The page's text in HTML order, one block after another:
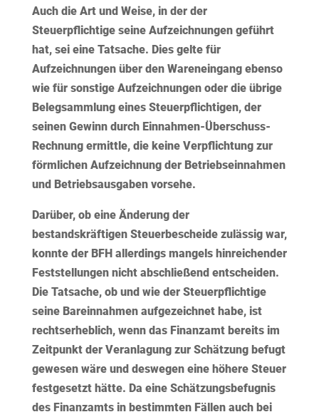
Auch die Art und Weise, in der der
Steuerpflichtige seine Aufzeichnungen geführt
hat, sei eine Tatsache. Dies gelte für
Aufzeichnungen über den Wareneingang ebenso
wie für sonstige Aufzeichnungen oder die übrige
Belegsammlung eines Steuerpflichtigen, der
seinen Gewinn durch Einnahmen-Überschuss-
Rechnung ermittle, die keine Verpflichtung zur
förmlichen Aufzeichnung der Betriebseinnahmen
und Betriebsausgaben vorsehe.
Darüber, ob eine Änderung der
bestandskräftigen Steuerbescheide zulässig war,
konnte der BFH allerdings mangels hinreichender
Feststellungen nicht abschließend entscheiden.
Die Tatsache, ob und wie der Steuerpflichtige
seine Bareinnahmen aufgezeichnet habe, ist
rechtserheblich, wenn das Finanzamt bereits im
Zeitpunkt der Veranlagung zur Schätzung befugt
gewesen wäre und deswegen eine höhere Steuer
festgesetzt hätte. Da eine Schätzungsbefugnis
des Finanzamts in bestimmten Fällen auch bei